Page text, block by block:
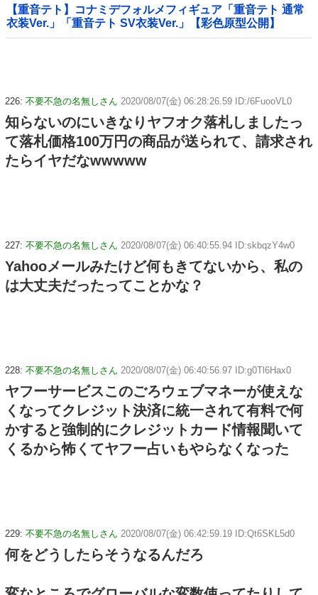
【重音テト】コナミデフォルメフィギュア「重音テト 通常
衣装Ver.」「重音テト SV衣装Ver.」【彩色原型公開】
226: 不要不急の名無しさん 2020/08/07(金) 06:28:26.59 ID:/6FuooVL0
知らないのにいきなりヤフオク落札しましたっ
て落札価格100万円の商品が送られて、請求され
たらイヤだなwwwww
227: 不要不急の名無しさん 2020/08/07(金) 06:40:55.94 ID:skbqzY4w0
Yahooメールみたけど何もきてないから、私の
は大丈夫だったってことかな？
228: 不要不急の名無しさん 2020/08/07(金) 06:40:56.97 ID:g0Tl6Hax0
ヤフーサービスこのごろウェブマネーが使えな
くなってクレジット決済に統一されて有料で何
かすると強制的にクレジットカード情報聞いて
くるから怖くてヤフー占いもやらなくなった
229: 不要不急の名無しさん 2020/08/07(金) 06:42:59.19 ID:Qt6SKL5d0
何をどうしたらそうなるんだろ